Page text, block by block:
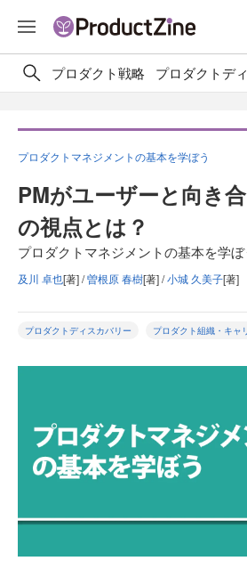
プロダクト戦略 プロダクトデ
プロダクトマネジメントの基本を学ぼう
PMがユーザーと向き
の視点とは？
プロダクトマネジメントの基本を学
及川 卓也[著] /曽根原 春樹[著] /小城 久美子[著]
プロダクトディスカバリー プロダクト組織・キャ